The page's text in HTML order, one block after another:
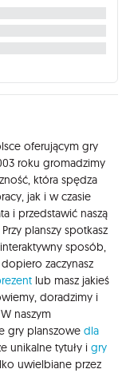
oferującym gry
roku gromadzimy
która spędza
jak i w czasie
i przedstawić naszą
planszy spotkasz
sposób,
zaczynasz
lub masz jakieś
doradzimy i
naszym
gry planszowe dla
unikalne tytuły i gry
uwielbiane przez